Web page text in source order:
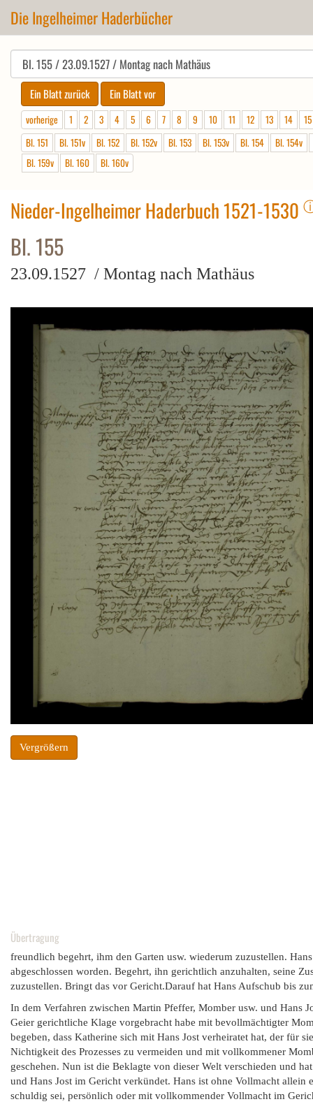
Die Ingelheimer Haderbücher
vorherige 1 2 3 4 5 6 7 8 9 10 11 12 13 14
15
Bl. 151
Bl. 151v Bl. 152 Bl. 152v Bl. 153 Bl. 153v Bl. 154
Bl. 154v
Bl. 159v
Bl. 160 Bl. 160v
Nieder-Ingelheimer Haderbuch 1521-1530
Bl. 155
23.09.1527 / Montag nach Mathäus
Vergrößern
Übertragung
freundlich begehrt, ihm den Garten usw. wiederum zuzustellen.
abgeschlossen worden. Begehrt, ihn gerichtlich anzuhalten, seine
zuzustellen. Bringt das vor Gericht.Darauf hat Hans Aufschub bis
In dem Verfahren zwischen Martin Pfeffer, Momber usw. und Hans
Geier gerichtliche Klage vorgebracht habe mit bevollmächtigter
begeben, dass Katherine sich mit Hans Jost verheiratet hat, der für
Nichtigkeit des Prozesses zu vermeiden und mit vollkommener
geschehen. Nun ist die Beklagte von dieser Welt verschieden und
und Hans Jost im Gericht verkündet. Hans ist ohne Vollmacht allein
schuldig sei, persönlich oder mit vollkommender Vollmacht im